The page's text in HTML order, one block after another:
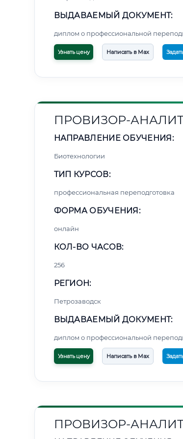
ВЫДАВАЕМЫЙ ДОКУМЕНТ:
диплом о профессиональной
Узнать цену Написать в Max
ПРОВИЗОР-
НАПРАВЛЕНИЕ ОБУЧЕНИЯ:
Биотехнологии
ТИП КУРСОВ:
профессиональная переподготовка
ФОРМА ОБУЧЕНИЯ:
онлайн
КОЛ-ВО ЧАСОВ:
256
РЕГИОН:
Петрозаводск
ВЫДАВАЕМЫЙ ДОКУМЕНТ:
диплом о профессиональной
Узнать цену Написать в Max
ПРОВИЗОР-